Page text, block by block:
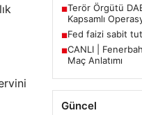
■Terör Örgütü
Kapsamlı
■Fed faizi sabit
■CANLI |
Maç Anlatımı
Güncel